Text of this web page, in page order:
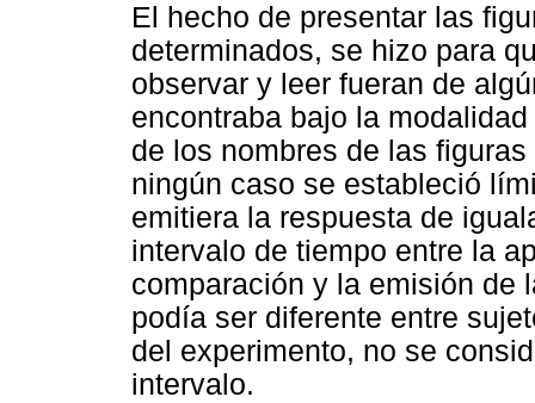
El hecho de presentar las
determinados, se hizo para
observar y leer fueran de
encontraba bajo la
de los nombres de las
ningún caso se estableció
emitiera la respuesta de
intervalo de tiempo entre la
comparación y la emisión de
podía ser diferente entre
del experimento, no se
intervalo.